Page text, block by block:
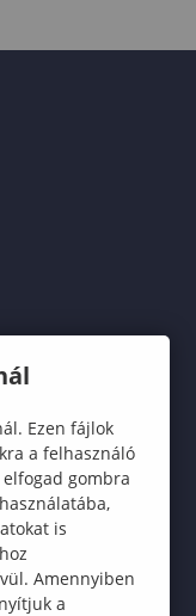
Ezen fájlok
a felhasználó
gombra
is
Amennyiben
a